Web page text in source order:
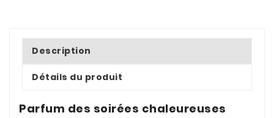
Description
Détails du produit
Parfum des soirées chaleureuses